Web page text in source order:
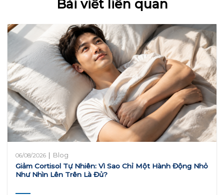
Bài viết liên quan
06/08/2026 | Blog
Giảm Cortisol Tự Nhiên: Vì Sao Chỉ Một Hành Động Nhỏ
Như Nhìn Lên Trên Là Đủ?